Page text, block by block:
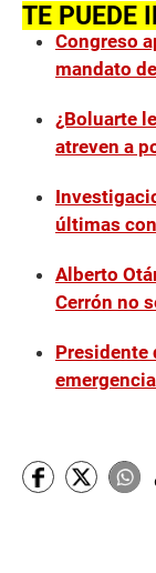
TE PUEDE
Congreso
mandato
¿Boluarte
atreven a
últimas
Alberto
Cerrón no
Presidente